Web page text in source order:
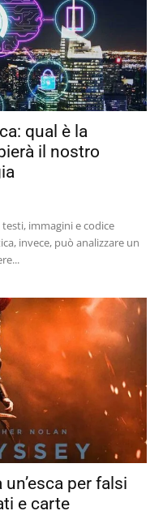
qual è la
il nostro
immagini e codice
invece, può analizzare un
per falsi
e carte